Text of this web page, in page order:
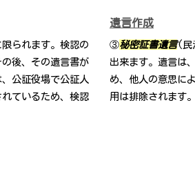
限られます。検認の
後、その遺言書が
公証役場で公証人
ているため、検認
遺言作成
③秘密証書遺言(民
出来ます。遺言は
め、他人の意思に
用は排除されます